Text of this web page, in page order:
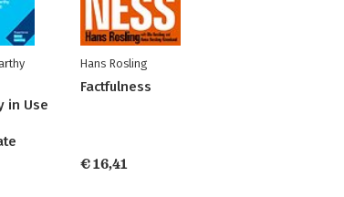
in Use
Hans Rosling
Factfulness
€ 16,41